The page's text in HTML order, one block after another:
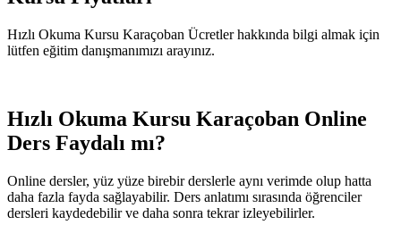
Hızlı Okuma Kursu Karaçoban Ücretler hakkında bilgi almak için
lütfen eğitim danışmanımızı arayınız.
Hızlı Okuma Kursu Karaçoban Online
Ders Faydalı mı?
Online dersler, yüz yüze birebir derslerle aynı verimde olup hatta
daha fazla fayda sağlayabilir. Ders anlatımı sırasında öğrenciler
dersleri kaydedebilir ve daha sonra tekrar izleyebilirler.